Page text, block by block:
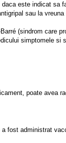
este indicat sa
sau la vreuna
(sindrom care
simptomele si
poate avea
fost administrat